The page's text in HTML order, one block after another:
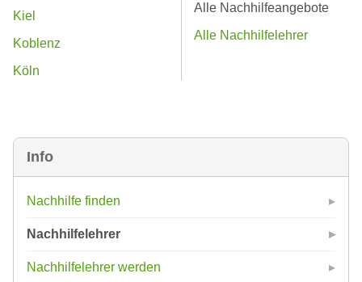
Info
Nachhilfe finden
Nachhilfelehrer
Nachhilfelehrer werden
Kiel
Koblenz
Köln
Alle Nachhilfeangebote
Alle Nachhilfelehrer